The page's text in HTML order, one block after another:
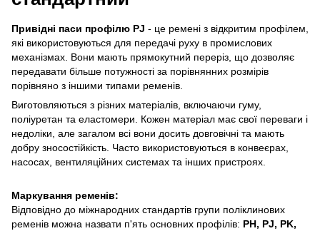
Привідні паси профілю PJ - це ремені з відкритим профілем,
які використовуються для передачі руху в промислових
механізмах. Вони мають прямокутний переріз, що дозволяє
передавати більше потужності за порівнянних розмірів
порівняно з іншими типами ременів.
Виготовляються з різних матеріалів, включаючи гуму,
поліуретан та еластомери. Кожен матеріал має свої переваги і
недоліки, але загалом всі вони досить довговічні та мають
добру зносостійкість. Часто використовуються в конвеєрах,
насосах, вентиляційних системах та інших пристроях.
Маркування ременів:
Відповідно до міжнародних стандартів групи поліклинових
ременів можна назвати п'ять основних профілів: PH, PJ, PK,